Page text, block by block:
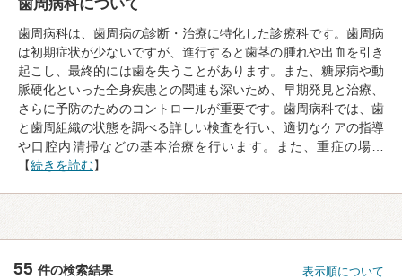
歯周病科について
歯周病科は、歯周病の診断・治療に特化した診療科です。歯周病
は初期症状が少ないですが、進行すると歯茎の腫れや出血を引き
起こし、最終的には歯を失うことがあります。また、糖尿病や動
脈硬化といった全身疾患との関連も深いため、早期発見と治療、
さらに予防のためのコントロールが重要です。歯周病科では、歯
と歯周組織の状態を調べる詳しい検査を行い、適切なケアの指導
や口腔内清掃などの基本治療を行います。また、重症の場…
【続きを読む】
55 件の検索結果 表示順について